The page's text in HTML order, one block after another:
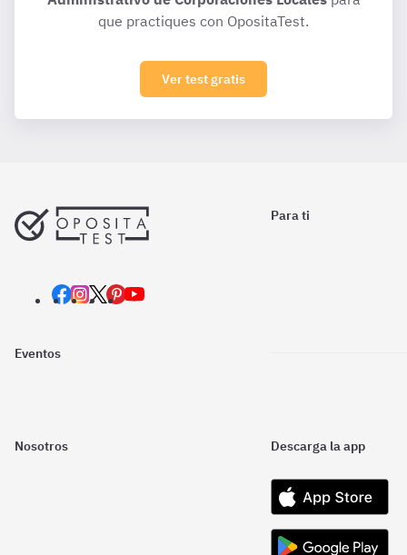
que practiques con OpositaTest.
Ver test gratis
Para ti
Eventos
Nosotros Descarga la app